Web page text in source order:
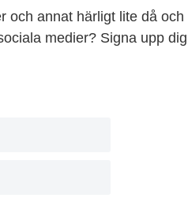
och annat härligt lite då och
medier? Signa upp dig